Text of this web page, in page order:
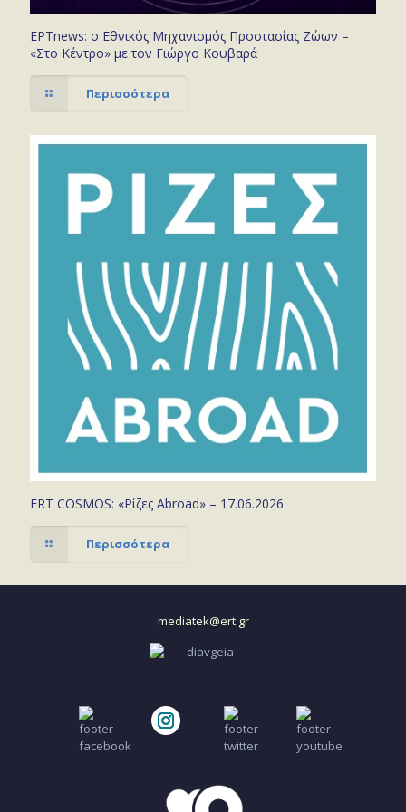
ΕΡΤnews: ο Εθνικός Μηχανισμός Προστασίας Ζώων –
«Στο Κέντρο» με τον Γιώργο Κουβαρά
Περισσότερα
ERT COSMOS: «Ρίζες Abroad» – 17.06.2026
Περισσότερα
mediatek@ert.gr